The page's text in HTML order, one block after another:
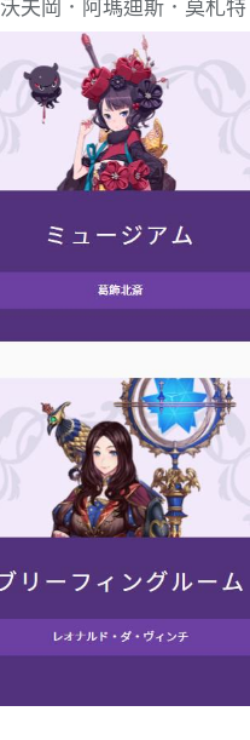
夫岡．阿瑪迪斯．莫札